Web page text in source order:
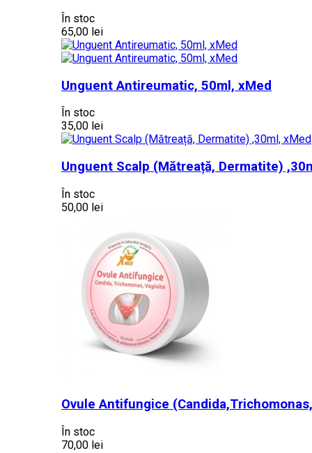
În stoc
65,00 lei
Unguent Antireumatic, 50ml, xMed
În stoc
35,00 lei
Unguent Scalp (Mătreață, Dermatite)
În stoc
50,00 lei
Ovule Antifungice
În stoc
70,00 lei